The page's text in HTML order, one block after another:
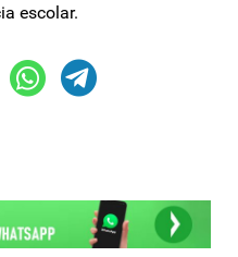
escolar.